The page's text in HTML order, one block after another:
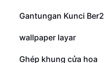
44.3K
Gantungan Kunci Ber2
20.8K
wallpaper layar
1.9K
Ghép khung cửa hoa